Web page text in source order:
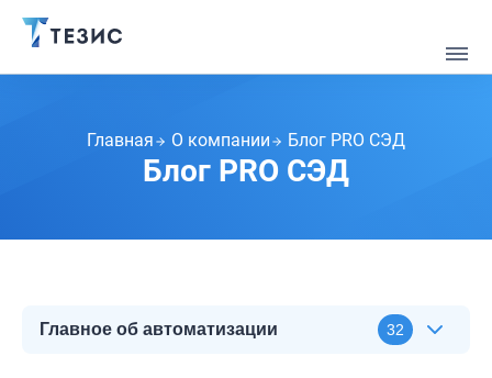
Главная О компании Блог PRO СЭД
Блог PRO СЭД
Главное об автоматизации 32